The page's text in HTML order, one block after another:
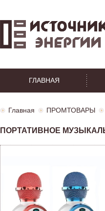
ГЛАВНАЯ
Главная ПРОМТОВАРЫ
ПОРТАТИВНОЕ